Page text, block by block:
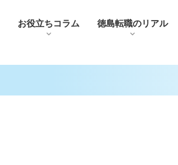
お役⽴ちコラム 徳島転職のリアル